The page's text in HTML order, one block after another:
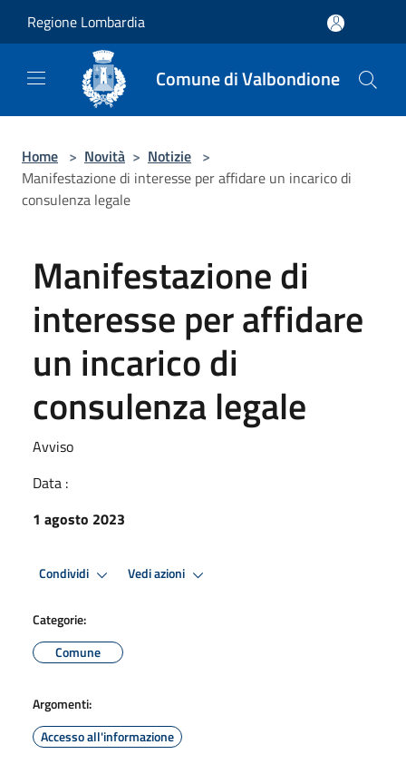
Regione Lombardia
Comune di Valbondione
Home > Novità > Notizie >
Manifestazione di interesse per affidare un incarico di
consulenza legale
Manifestazione di
interesse per affidare
un incarico di
consulenza legale
Avviso
Data :
1 agosto 2023
Condividi Vedi azioni
Categorie:
Comune
Argomenti:
Accesso all'informazione